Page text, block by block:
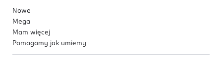
Nowe
Mega
Mam więcej
Pomagamy jak umiemy